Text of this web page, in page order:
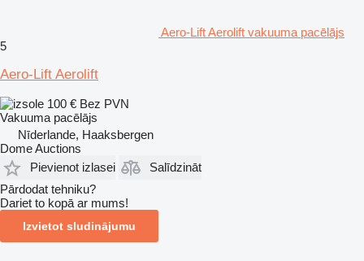
Aero-Lift Aerolift vakuuma pacēlājs
5
Aero-Lift Aerolift
100 € Bez PVN
Vakuuma pacēlājs
Nīderlande, Haaksbergen
Dome Auctions
Pievienot izlasei
Salīdzināt
Pārdodat tehniku?
Dariet to kopā ar mums!
Izvietot sludinājumu